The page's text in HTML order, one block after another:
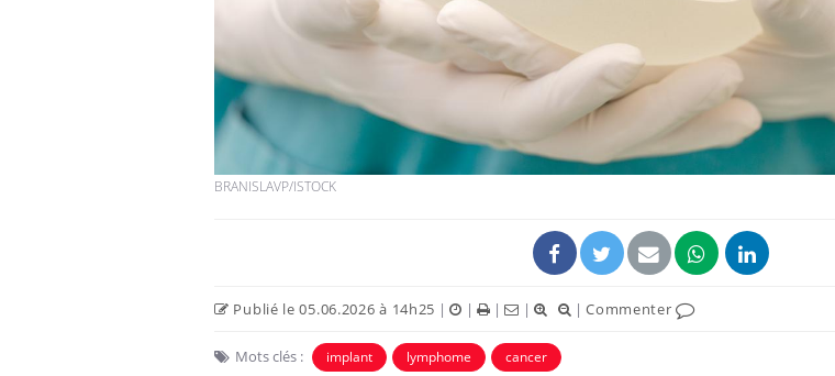
BRANISLAVP/ISTOCK
Publié le 05.06.2026 à 14h25 | | | | |Commenter
Mots clés : implant lymphome cancer
Éclipse solaire du 12 août
: “Des verres adaptés,
c'est indispensable pour
Bébés, jeunes enfants :
pharmacie pour les
vacances ?